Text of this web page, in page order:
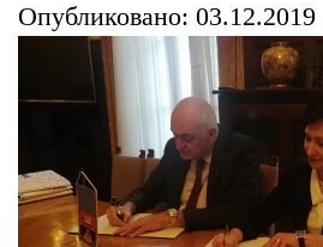
Опубликовано: 03.12.2019